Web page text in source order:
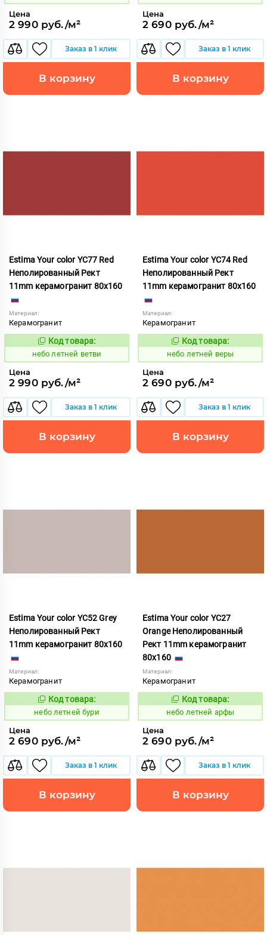
Цена
2 990 руб./м²
Заказ в 1 клик
В корзину
Цена
2 690 руб./м²
Заказ в 1 клик
В корзину
Estima Your color YC77 Red
Неполированный Рект
11mm керамогранит 80x160
Материал:
Керамогранит
1115259
Код товара:
небо летней ветви
Цена
2 990 руб./м²
Заказ в 1 клик
В корзину
Estima Your color YC74 Red
Неполированный Рект
11mm керамогранит 80x160
Материал:
Керамогранит
1115258
Код товара:
небо летней веры
Цена
2 690 руб./м²
Заказ в 1 клик
В корзину
Estima Your color YC52 Grey
Неполированный Рект
11mm керамогранит 80x160
Материал:
Керамогранит
1115255
Код товара:
небо летней бури
Цена
2 690 руб./м²
Заказ в 1 клик
В корзину
Estima Your color YC27
Orange Неполированный
Рект 11mm керамогранит
80x160
Материал:
Керамогранит
1115251
Код товара:
небо летней арфы
Цена
2 690 руб./м²
Заказ в 1 клик
В корзину